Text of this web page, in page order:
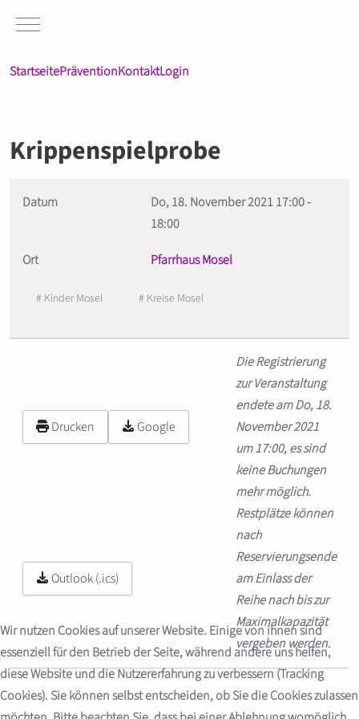
Mobile Menu Toggle
StartseitePräventionKontaktLogin
Krippenspielprobe
Datum Do, 18. November 202117:00-
18:00
Ort Pfarrhaus Mosel
# Kinder Mosel # Kreise Mosel
Drucken Google
Outlook (.ics)
Die Registrierung
zur Veranstaltung
endete am Do, 18.
November 2021
um 17:00, es sind
keine Buchungen
mehr möglich.
Restplätze können
nach
Reservierungsende
am Einlass der
Reihe nach bis zur
Maximalkapazität
vergeben werden.
Wir nutzen Cookies auf unserer Website. Einige von ihnen sind
essenziell für den Betrieb der Seite, während andere uns helfen,
diese Website und die Nutzererfahrung zu verbessern (Tracking
Cookies). Sie können selbst entscheiden, ob Sie die Cookies zulassen